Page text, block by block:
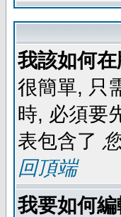
我該如何
很簡單, 只
時, 必須要
表包含了
回頂端
我要如何